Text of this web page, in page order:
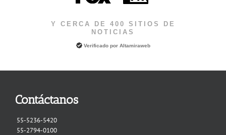
Y CERCA DE 400 SITIOS DE
NOTICIAS
Verificado por Altamiraweb
Contáctanos
55-5236-5420
55-2794-0100